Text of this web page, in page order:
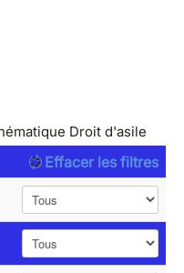
Droit d'asile
Effacer les filtres